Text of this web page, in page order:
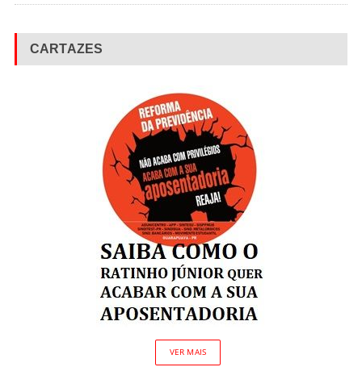
CARTAZES
VER MAIS